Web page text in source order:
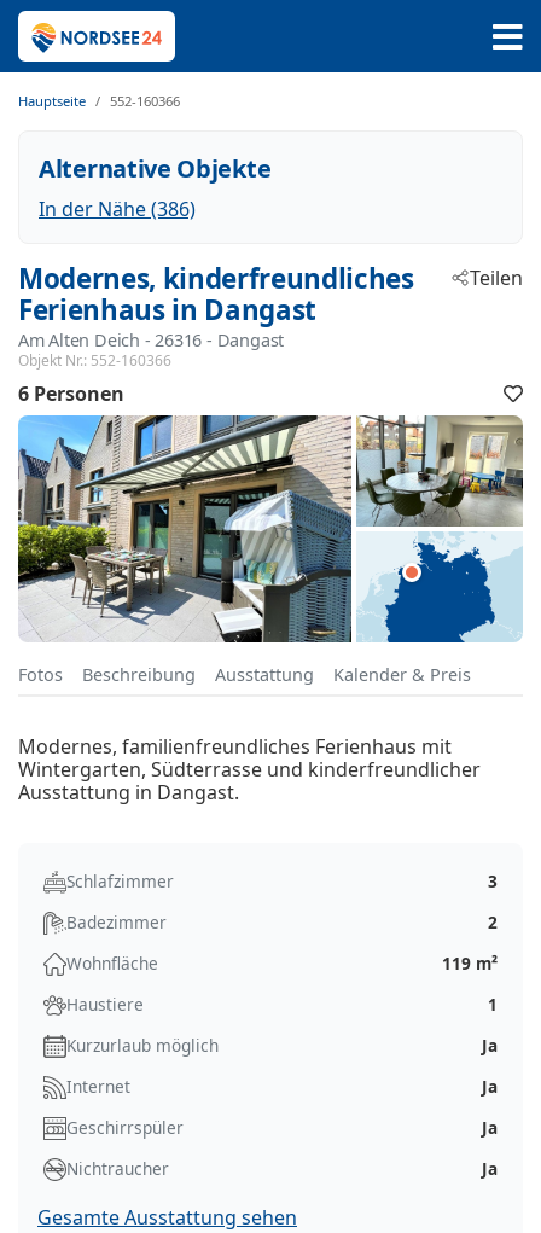
Hauptseite 552-160366
Alternative Objekte
In der Nähe (386)
Modernes, kinderfreundliches
Ferienhaus in Dangast
Am Alten Deich - 26316 - Dangast
Objekt Nr.: 552-160366
Teilen
6 Personen
Fotos Beschreibung Ausstattung Kalender & Preis
Modernes, familienfreundliches Ferienhaus mit
Wintergarten, Südterrasse und kinderfreundlicher
Ausstattung in Dangast.
Schlafzimmer
3
Badezimmer
2
Wohnfläche
119 m²
Haustiere
1
Kurzurlaub möglich
Ja
Internet
Ja
Geschirrspüler
Ja
Nichtraucher
Ja
Gesamte Ausstattung sehen